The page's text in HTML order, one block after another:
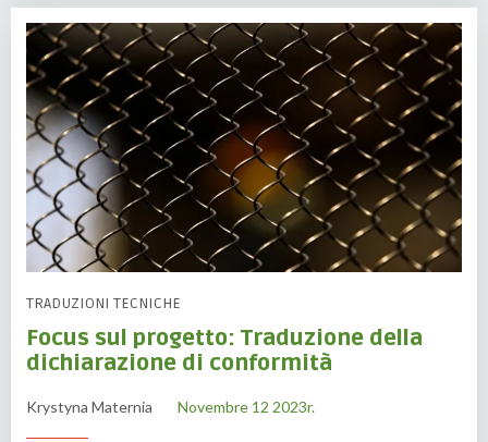
TRADUZIONI TECNICHE
Focus sul progetto: Traduzione della
dichiarazione di conformità
Krystyna Maternia Novembre 12 2023r.